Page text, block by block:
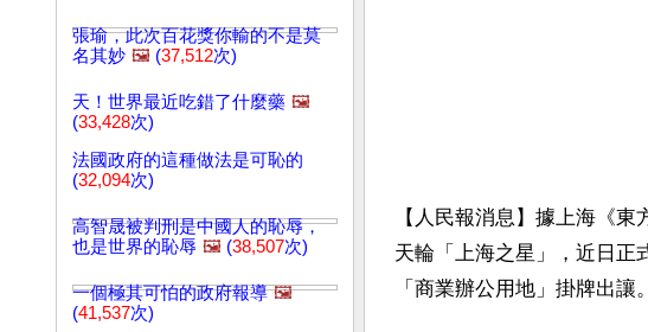
張瑜，此次百花獎你輸的不是莫
名其妙 🖼️ (37,512次)
天！世界最近吃錯了什麼藥 🖼️
(33,428次)
法國政府的這種做法是可恥的
(32,094次)
高智晟被判刑是中國人的恥辱，
也是世界的恥辱 🖼️ (38,507次)
一個極其可怕的政府報導 🖼️
(41,537次)
【人民報消息】據上海《
天輪「上海之星」，近日正
「商業辦公用地」掛牌出